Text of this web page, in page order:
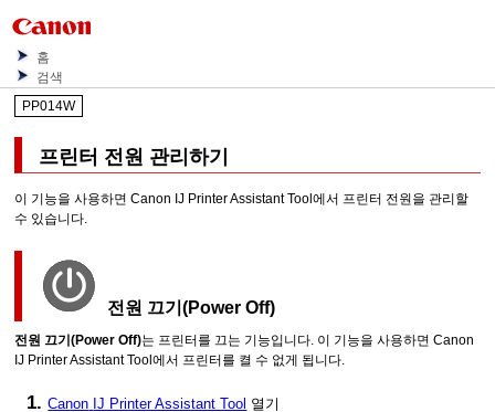
홈
검색
PP014W
프린터 전원 관리하기
이 기능을 사용하면Canon IJ Printer Assistant Tool에서 프린터 전원을 관리할
수 있습니다.
전원 끄기(Power Off)
전원 끄기(Power Off)는 프린터 를 끄는 기능입니다. 이 기능을 사용하면Canon
IJ Printer Assistant Tool에서 프린터 를 켤 수 없게 됩니다.
Canon IJ Printer Assistant Tool 열기